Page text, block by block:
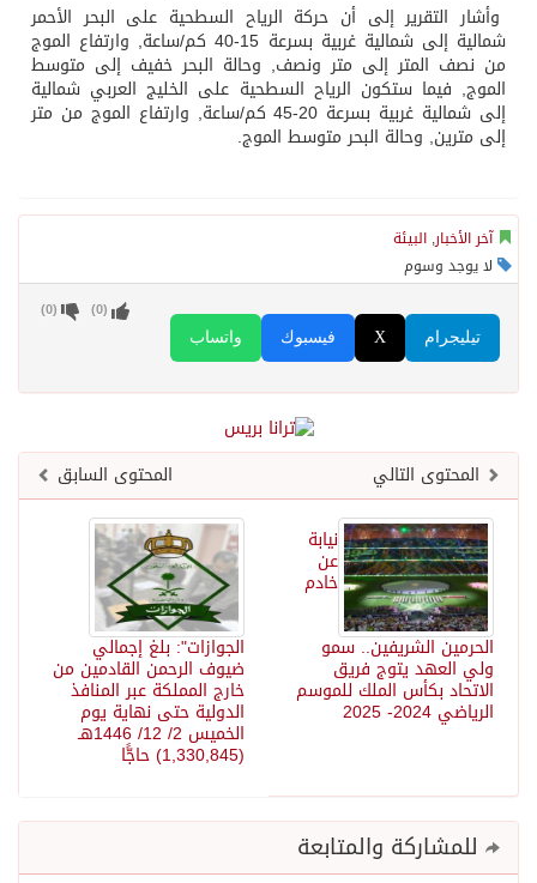
وأشار التقرير إلى أن حركة الرياح السطحية على البحر الأحمر
شمالية إلى شمالية غربية بسرعة 15-40 كم/ساعة, وارتفاع الموج
من نصف المتر إلى متر ونصف, وحالة البحر خفيف إلى متوسط
الموج, فيما ستكون الرياح السطحية على الخليج العربي شمالية
إلى شمالية غربية بسرعة 20-45 كم/ساعة, وارتفاع الموج من متر
إلى مترين, وحالة البحر متوسط الموج.
آخر الأخبار, البيئة
لا يوجد وسوم
واتساب فيسبوك X تيليجرام
(
0
) (
0
)
المحتوى السابق المحتوى التالي
الجوازات": بلغ إجمالي
ضيوف الرحمن القادمين من
خارج المملكة عبر المنافذ
الدولية حتى نهاية يوم
الخميس 2/ 12/ 1446هـ
(1,330,845) حاجًّا
نيابة
عن
خادم
الحرمين الشريفين.. سمو
ولي العهد يتوج فريق
الاتحاد بكأس الملك للموسم
الرياضي 2024- 2025
للمشاركة والمتابعة